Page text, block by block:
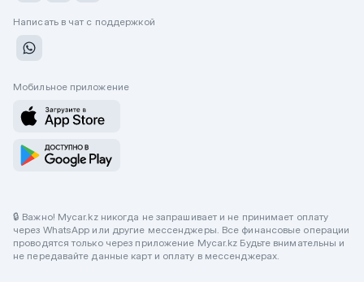
Написать в чат с поддержкой
Мобильное приложение
🔒 Важно! Mycar.kz никогда не запрашивает и не принимает оплату
через WhatsApp или другие мессенджеры. Все финансовые операции
проводятся только через приложение Mycar.kz Будьте внимательны и
не передавайте данные карт и оплату в мессенджерах.